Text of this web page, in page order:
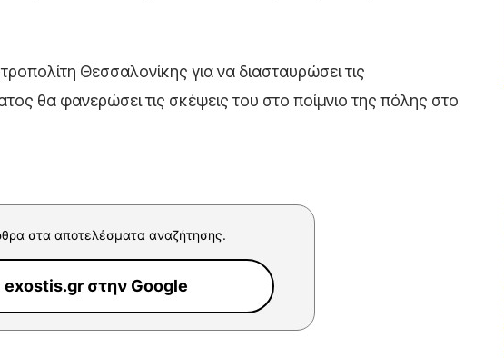
Θεσσαλονίκης για να διασταυρώσει τις
θα φανερώσει τις σκέψεις του στο ποίμνιο της πόλης στο
στα αποτελέσματα αναζήτησης.
στην Google